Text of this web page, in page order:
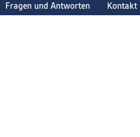
Fragen und Antworten Kontakt